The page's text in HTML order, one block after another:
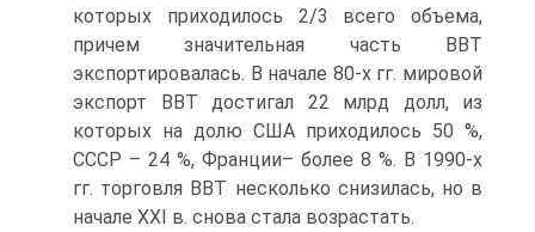
которых приходилось 2/3 всего объема,
причем значительная часть ВВТ
экспортировалась. В начале 80-х гг. мировой
экспорт ВВТ достигал 22 млрд долл, из
которых на долю США приходилось 50 %,
СССР – 24 %, Франции– более 8 %. В 1990-х
гг. торговля ВВТ несколько снизилась, но в
начале XXI в. снова стала возрастать.